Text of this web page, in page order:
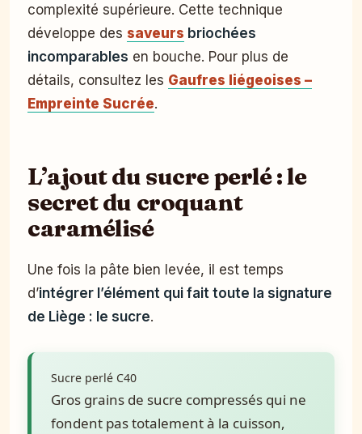
complexité supérieure. Cette technique
développe des saveurs briochées
incomparables en bouche. Pour plus de
détails, consultez les Gaufres liégeoises –
Empreinte Sucrée.
L’ajout du sucre perlé : le
secret du croquant
caramélisé
Une fois la pâte bien levée, il est temps
d’intégrer l’élément qui fait toute la signature
de Liège : le sucre.
Sucre perlé C40
Gros grains de sucre compressés qui ne
fondent pas totalement à la cuisson,